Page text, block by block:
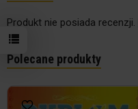
Produkt nie posiada recenzji.
Polecane produkty